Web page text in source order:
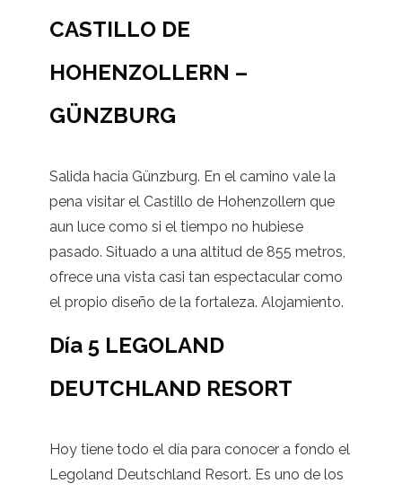
CASTILLO DE
HOHENZOLLERN –
GÜNZBURG
Salida hacia Günzburg. En el camino vale la
pena visitar el Castillo de Hohenzollern que
aun luce como si el tiempo no hubiese
pasado. Situado a una altitud de 855 metros,
ofrece una vista casi tan espectacular como
el propio diseño de la fortaleza. Alojamiento.
Día 5 LEGOLAND
DEUTCHLAND RESORT
Hoy tiene todo el día para conocer a fondo el
Legoland Deutschland Resort. Es uno de los